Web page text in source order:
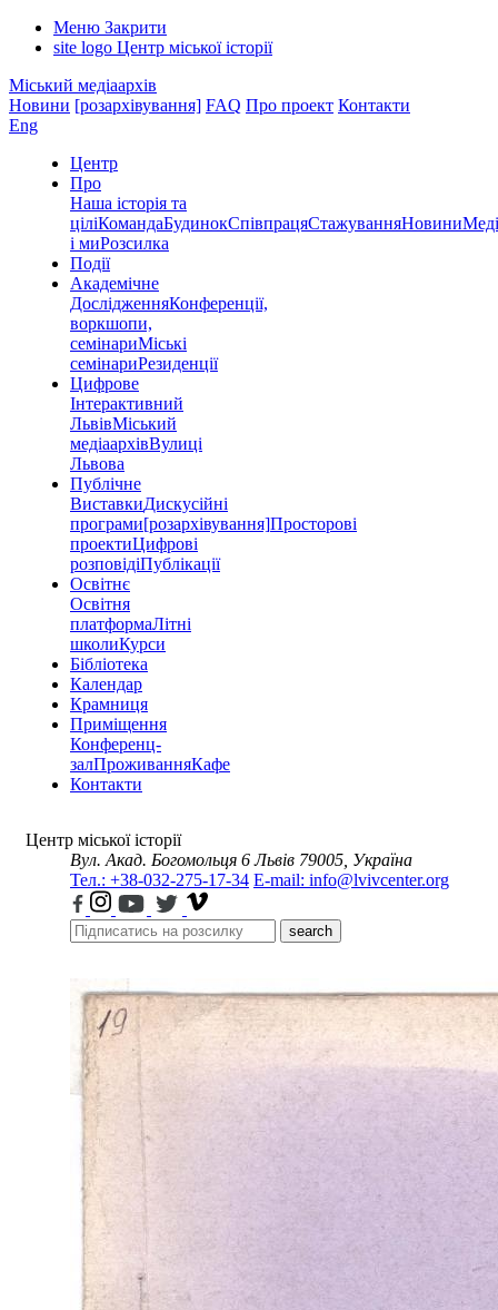
Меню Закрити
site logo Центр міської історії
Міський медіаархів
Новини [розархівування] FAQ Про проект Контакти
Eng
Центр
Про
Наша історія та
ціліКомандаБудинокСпівпрацяСтажуванняНовини
і миРозсилка
Події
Академічне
ДослідженняКонференції,
воркшопи,
семінариМіські
семінариРезиденції
Цифрове
Інтерактивний
ЛьвівМіський
медіаархівВулиці
Львова
Публічне
ВиставкиДискусійні
програми[розархівування]Просторові
проектиЦифрові
розповідіПублікації
Освітнє
Освітня
платформаЛітні
школиКурси
Бібліотека
Календар
Крамниця
Приміщення
Конференц-
залПроживанняКафе
Контакти
Центр міської історії
Вул. Акад. Богомольця 6 Львів 79005, Україна
Тел.: +38-032-275-17-34 E-mail: info@lvivcenter.org
search